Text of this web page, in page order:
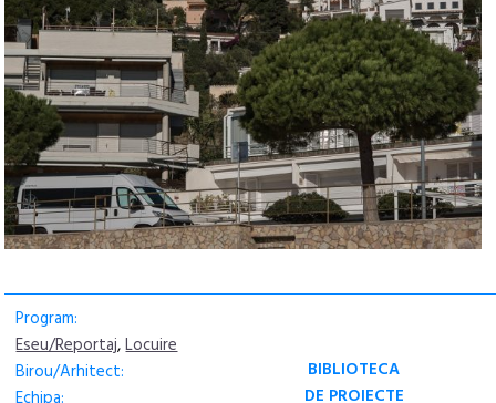
Program:
Eseu/Reportaj,Locuire
Birou/Arhitect:
BIBLIOTECA
DE PROIECTE